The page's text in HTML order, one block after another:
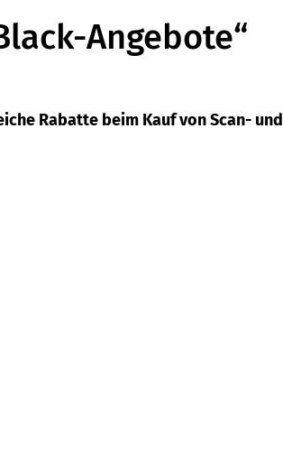
Angebote“
Rabatte beim Kauf von Scan- und